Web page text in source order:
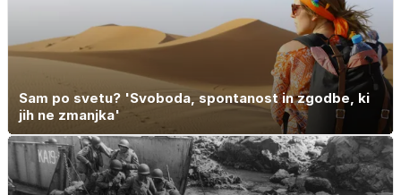
Sam po svetu? 'Svoboda, spontanost in zgodbe, ki
jih ne zmanjka'